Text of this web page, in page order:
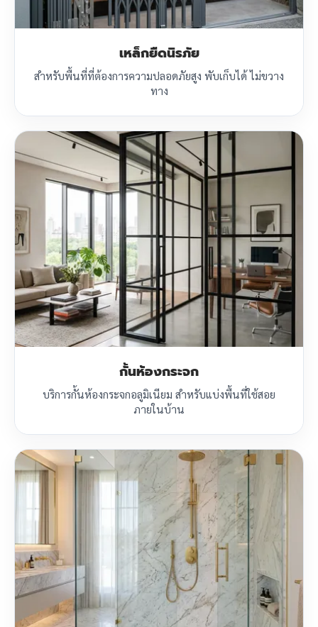
เหล็กยืดนิรภัย
สำหรับพื้นที่ที่ต้องการความปลอดภัยสูง พับเก็บได้ ไม่ขวาง
ทาง
กั้นห้องกระจก
บริการกั้นห้องกระจกอลูมิเนียม สำหรับแบ่งพื้นที่ใช้สอย
ภายในบ้าน